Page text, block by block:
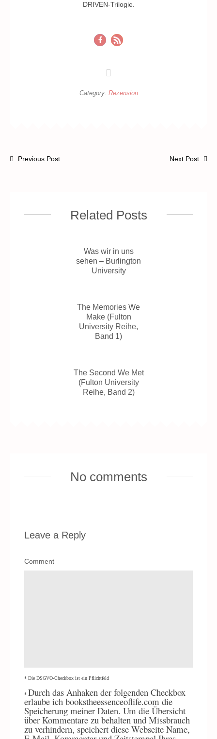
DRIVEN-Trilogie.
Category: Rezension
Next Post
Previous Post
Related Posts
Was wir in uns
sehen – Burlington
University
The Memories We
Make (Fulton
University Reihe,
Band 1)
The Second We Met
(Fulton University
Reihe, Band 2)
No comments
Leave a Reply
Comment
* Die DSGVO-Checkbox ist ein Pflichtfeld
* Durch das Anhaken der folgenden Checkbox
erlaube ich bookstheessenceoflife.com die
Speicherung meiner Daten. Um die Übersicht
über Kommentare zu behalten und Missbrauch
zu verhindern, speichert diese Webseite Name,